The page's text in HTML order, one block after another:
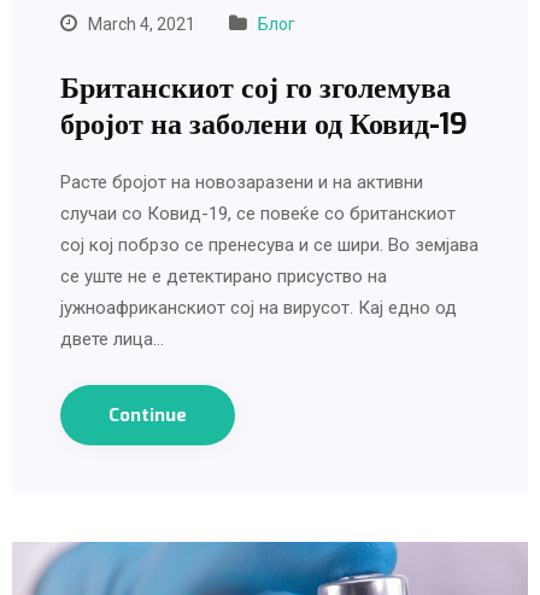
March 4, 2021 Блог
Британскиот сој го зголемува
бројот на заболени од Ковид-19
Расте бројот на новозаразени и на активни
случаи со Ковид-19, се повеќе со британскиот
сој кој побрзо се пренесува и се шири. Во земјава
се уште не е детектирано присуство на
јужноафриканскиот сој на вирусот. Кај едно од
двете лица…
Continue